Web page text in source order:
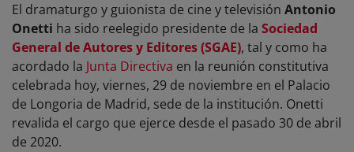
El dramaturgo y guionista de cine y televisión Antonio
Onetti ha sido reelegido presidente de la Sociedad
General de Autores y Editores (SGAE), tal y como ha
acordado la Junta Directiva en la reunión constitutiva
celebrada hoy, viernes, 29 de noviembre en el Palacio
de Longoria de Madrid, sede de la institución. Onetti
revalida el cargo que ejerce desde el pasado 30 de abril
de 2020.